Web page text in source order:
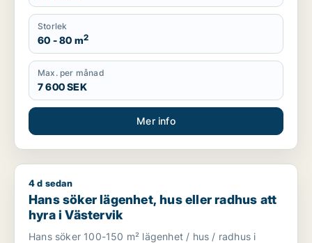
Storlek
60 - 80 m2
Max. per månad
7 600 SEK
Mer info
Hans söker lägenhet, hus eller radhus att hyra i Västervik
4 d sedan
Hans söker lägenhet, hus eller radhus att
hyra i Västervik
Hans söker 100-150 m² lägenhet / hus / radhus i